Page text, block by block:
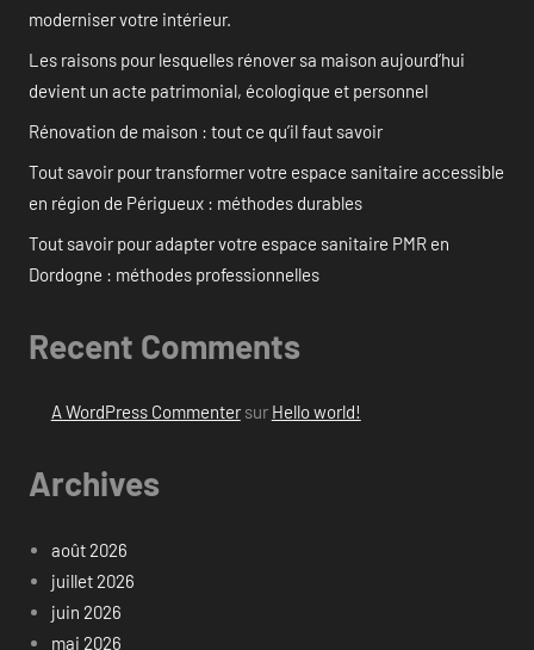
moderniser votre intérieur.
Les raisons pour lesquelles rénover sa maison aujourd’hui
devient un acte patrimonial, écologique et personnel
Rénovation de maison : tout ce qu’il faut savoir
Tout savoir pour transformer votre espace sanitaire accessible
en région de Périgueux : méthodes durables
Tout savoir pour adapter votre espace sanitaire PMR en
Dordogne : méthodes professionnelles
Recent Comments
A WordPress Commentersur Hello world!
Archives
août 2026
juillet 2026
juin 2026
mai 2026